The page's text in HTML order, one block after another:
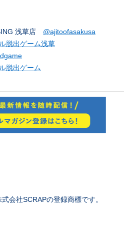
浅草店 @ajitoofasakusa
脱出ゲーム浅草
脱出ゲーム
会社SCRAPの登録商標です。